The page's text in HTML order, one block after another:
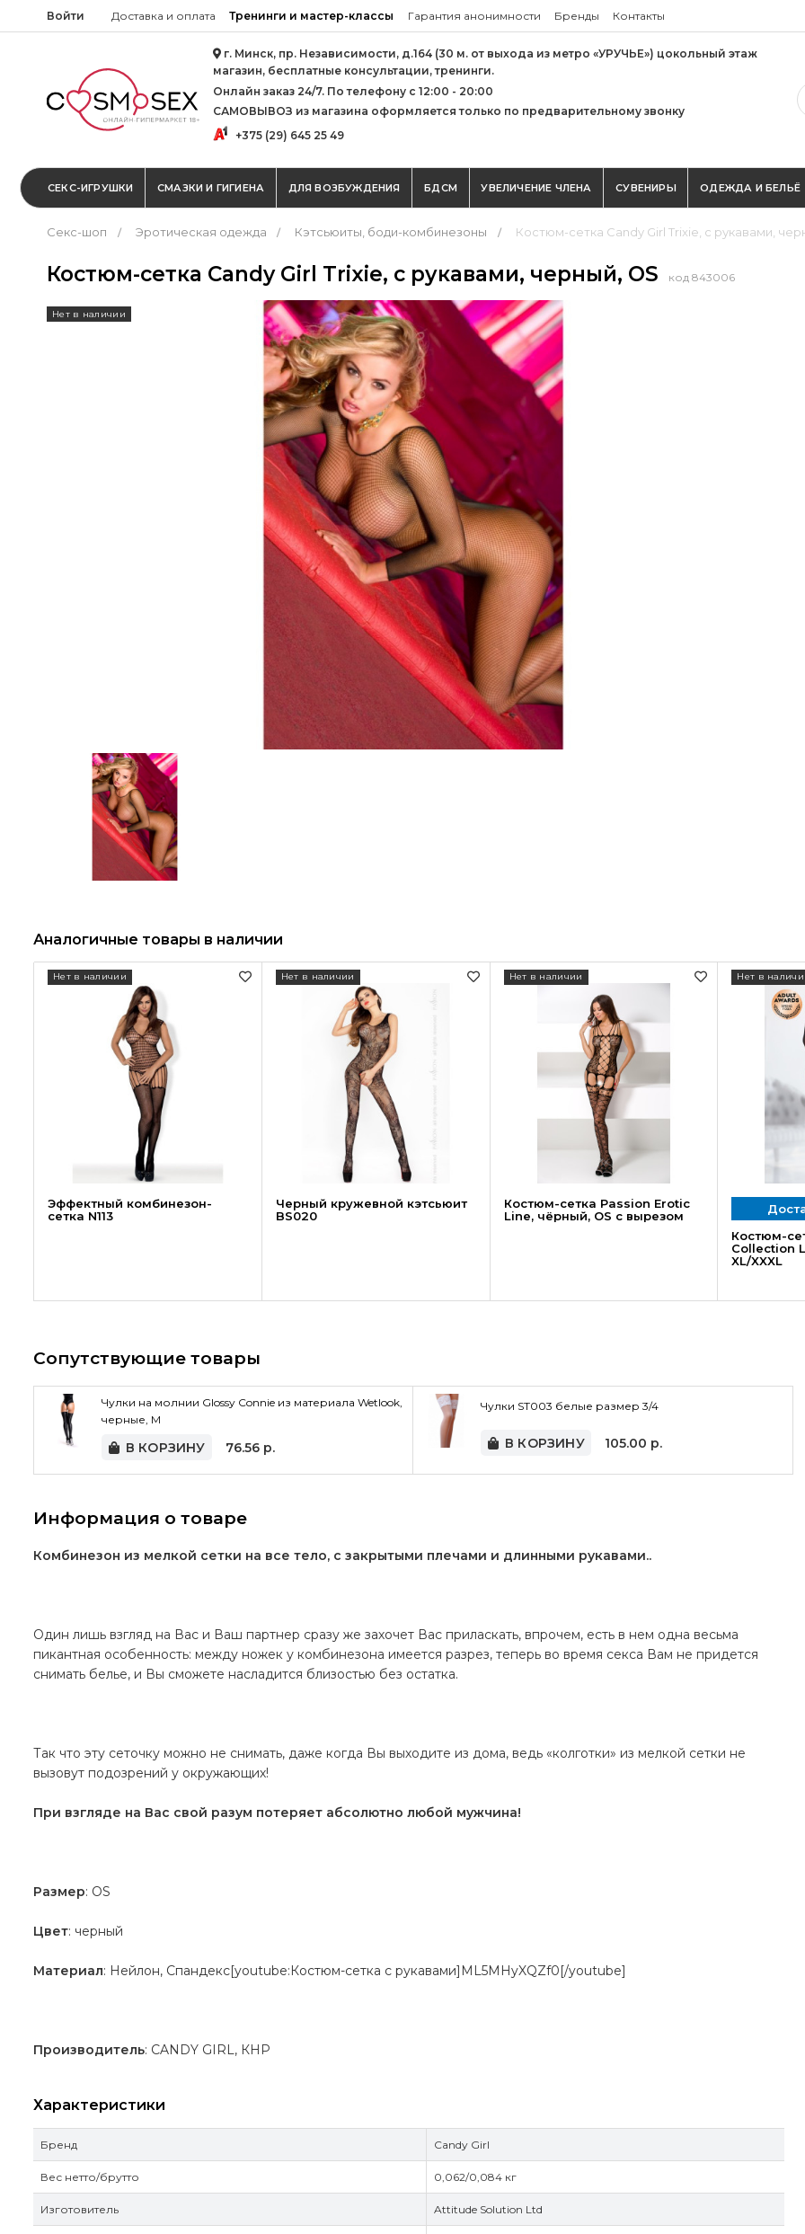
Войти Доставка и оплата Тренинги и мастер-классы Гарантия анонимности Бренды Контакты
г. Минск, пр. Независимости, д.164 (30 м. от выхода из метро «УРУЧЬЕ») цокольный этаж
магазин, бесплатные консультации, тренинги.
Онлайн заказ 24/7. По телефону с 12:00 - 20:00
САМОВЫВОЗ из магазина оформляется только по предварительному звонку
+375 (29) 645 25 49
СЕКС-ИГРУШКИ СМАЗКИ И ГИГИЕНА ДЛЯ ВОЗБУЖДЕНИЯ БДСМ УВЕЛИЧЕНИЕ ЧЛЕНА СУВЕНИРЫ ОДЕЖДА И БЕЛЬЁ
Секс-шоп Эротическая одежда Кэтсьюиты, боди-комбинезоны Костюм-сетка Candy Girl Trixie, с рукавами,
Костюм-сетка Candy Girl Trixie, с рукавами, черный, OS код 843006
Нет в наличии
Аналогичные товары в наличии
Эффектный комбинезон-
сетка N113
Нет в наличии
Черный кружевной кэтсьюит
BS020
Нет в наличии
Костюм-сетка Passion Erotic
Line, чёрный, OS с вырезом
Нет в наличии
Костюм-
Collection
XL/XXXL
Нет в
Сопутствующие товары
Чулки на молнии Glossy Connie из материала Wetlook,
черные, M
В КОРЗИНУ 76.56 р.
Чулки ST003 белые размер 3/4
В КОРЗИНУ 105.00 р.
Информация о товаре
Комбинезон из мелкой сетки на все тело, с закрытыми плечами и длинными рукавами..
Один лишь взгляд на Вас и Ваш партнер сразу же захочет Вас приласкать, впрочем, есть в нем одна весьма
пикантная особенность: между ножек у комбинезона имеется разрез, теперь во время секса Вам не придется
снимать белье, и Вы сможете насладится близостью без остатка.
Так что эту сеточку можно не снимать, даже когда Вы выходите из дома, ведь «колготки» из мелкой сетки не
вызовут подозрений у окружающих!
При взгляде на Вас свой разум потеряет абсолютно любой мужчина!
Размер: OS
Цвет: черный
Материал: Нейлон, Спандекс[youtube:Костюм-сетка с рукавами]ML5MHyXQZf0[/youtube]
Производитель: CANDY GIRL, КНР
Характеристики
Бренд Candy Girl
Вес нетто/брутто 0,062/0,084 кг
Изготовитель Attitude Solution Ltd